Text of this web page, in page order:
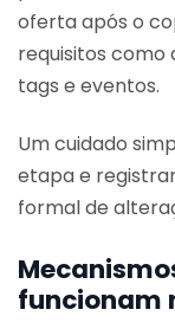
oferta após o
requisitos como
tags e eventos.
Um cuidado
etapa e
formal de
funcionam